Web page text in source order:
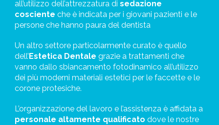
all’utilizzo dell’attrezzatura di sedazione
cosciente che è indicata per i giovani pazienti e le
persone che hanno paura del dentista
Un altro settore particolarmente curato è quello
dell’ Estetica Dentale grazie a trattamenti che
vanno dallo sbiancamento fotodinamico all’utilizzo
dei più moderni materiali estetici per le faccette e le
corone protesiche.
L’organizzazione del lavoro e l’assistenza è affidata a
personale altamente qualificato dove le nostre